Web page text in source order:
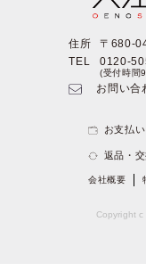
住所
〒680-
TEL
0120-
(受付時間
お問い合
お支払
返品・
会社概要
Copyright c